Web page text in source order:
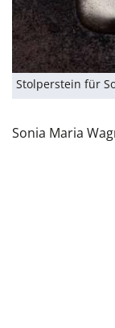
Stolperstein für
Sonia Maria